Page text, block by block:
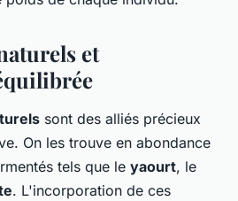
et
sont des alliés précieux
On les trouve en abondance
tels que le yaourt, le
. L'incorporation de ces